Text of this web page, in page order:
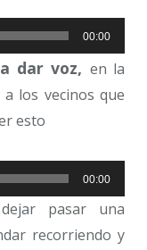
00:00
dar voz, en la
los vecinos que
esto
00:00
pasar una
recorriendo y